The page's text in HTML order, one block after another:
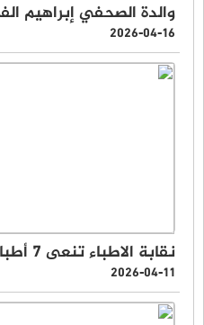
والدة الصحفي إبراهيم
2026-04-16
نقابة الاطباء تنعى 7 أطباء أردنيين (أسماء)
2026-04-11